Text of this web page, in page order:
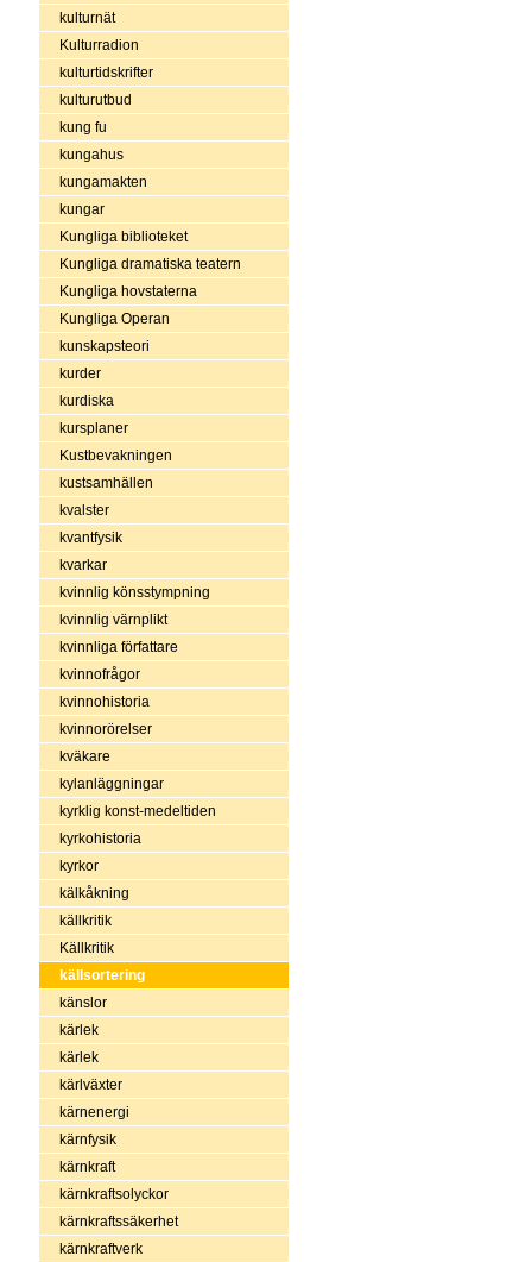
kulturnät
Kulturradion
kulturtidskrifter
kulturutbud
kung fu
kungahus
kungamakten
kungar
Kungliga biblioteket
Kungliga dramatiska teatern
Kungliga hovstaterna
Kungliga Operan
kunskapsteori
kurder
kurdiska
kursplaner
Kustbevakningen
kustsamhällen
kvalster
kvantfysik
kvarkar
kvinnlig könsstympning
kvinnlig värnplikt
kvinnliga författare
kvinnofrågor
kvinnohistoria
kvinnorörelser
kväkare
kylanläggningar
kyrklig konst-medeltiden
kyrkohistoria
kyrkor
kälkåkning
källkritik
Källkritik
källsortering
känslor
kärlek
kärlek
kärlväxter
kärnenergi
kärnfysik
kärnkraft
kärnkraftsolyckor
kärnkraftssäkerhet
kärnkraftverk